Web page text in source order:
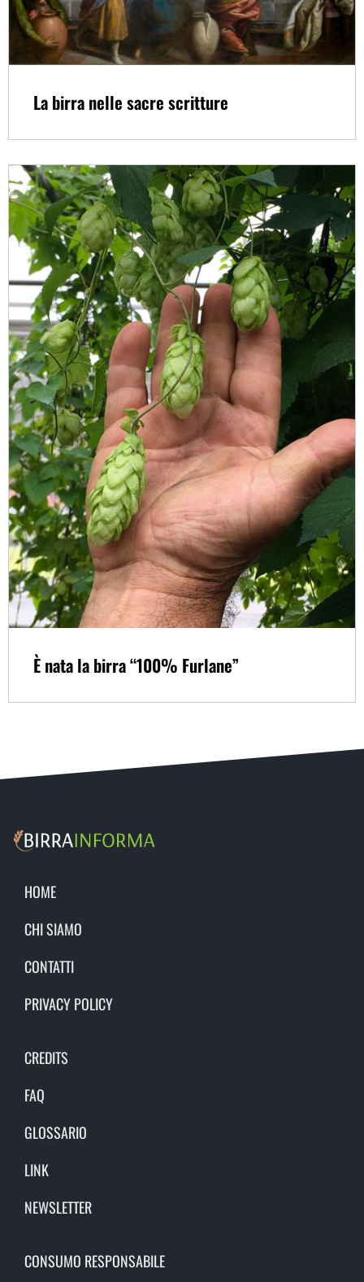
La birra nelle sacre scritture
È nata la birra “100% Furlane”
HOME
CHI SIAMO
CONTATTI
PRIVACY POLICY
CREDITS
FAQ
GLOSSARIO
LINK
NEWSLETTER
CONSUMO RESPONSABILE